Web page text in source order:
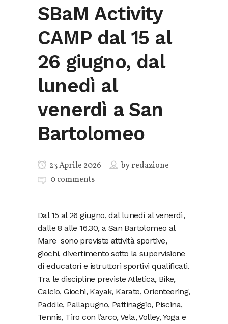
SBaM Activity
CAMP dal 15 al
26 giugno, dal
lunedì al
venerdì a San
Bartolomeo
23 Aprile 2026 byredazione
0 comments
Dal 15 al 26 giugno, dal lunedì al venerdì,
dalle 8 alle 16.30, a San Bartolomeo al
Mare sono previste attività sportive,
giochi, divertimento sotto la supervisione
di educatori e istruttori sportivi qualificati.
Tra le discipline previste Atletica, Bike,
Calcio, Giochi, Kayak, Karate, Orienteering,
Paddle, Pallapugno, Pattinaggio, Piscina,
Tennis, Tiro con l’arco, Vela, Volley, Yoga e